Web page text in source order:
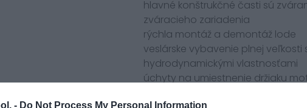
- Do Not Process My Personal Information
hlavné konštrukčné časti sú
zváracieho zariadenia
rýchla montáž a demontáž lode
veslárske vybavenie plnej veľkosti
hydrodynamickými vlastnosťami
úchyty na umiestnenie držiaku
široká škála príslušenstva